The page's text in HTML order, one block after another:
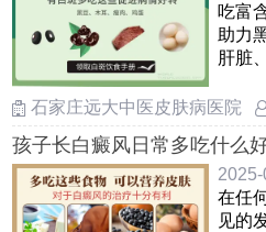
吃富
助力
肝脏
……
石家庄远大中医皮肤病医院
孩子长白癜风日常多吃什么
在任
见的